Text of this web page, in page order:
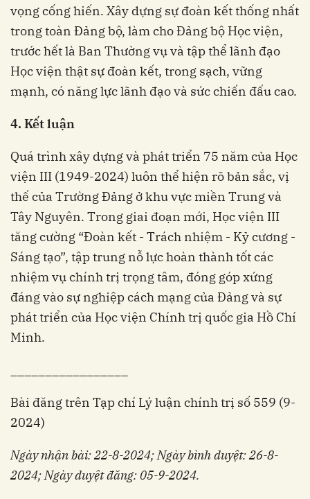
vọng cống hiến. Xây dựng sự đoàn kết thống nhất
trong toàn Đảng bộ, làm cho Đảng bộ Học viện,
trước hết là Ban Thường vụ và tập thể lãnh đạo
Học viện thật sự đoàn kết, trong sạch, vững
mạnh, có năng lực lãnh đạo và sức chiến đấu cao.
4. Kết luận
Quá trình xây dựng và phát triển 75 năm của Học
viện III (1949-2024) luôn thể hiện rõ bản sắc, vị
thế của Trường Đảng ở khu vực miền Trung và
Tây Nguyên. Trong giai đoạn mới, Học viện III
tăng cường “Đoàn kết - Trách nhiệm - Kỷ cương -
Sáng tạo”, tập trung nỗ lực hoàn thành tốt các
nhiệm vụ chính trị trọng tâm, đóng góp xứng
đáng vào sự nghiệp cách mạng của Đảng và sự
phát triển của Học viện Chính trị quốc gia Hồ Chí
Minh.
Bài đăng trên Tạp chí Lý luận chính trị số 559 (9-
2024)
Ngày nhận bài: 22-8-2024; Ngày bình duyệt: 26-8-
2024; Ngày duyệt đăng: 05-9-2024.